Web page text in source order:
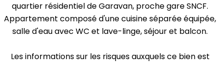
quartier résidentiel de Garavan, proche gare SNCF.
Appartement composé d'une cuisine séparée équipée,
salle d'eau avec WC et lave-linge, séjour et balcon.
Les informations sur les risques auxquels ce bien est